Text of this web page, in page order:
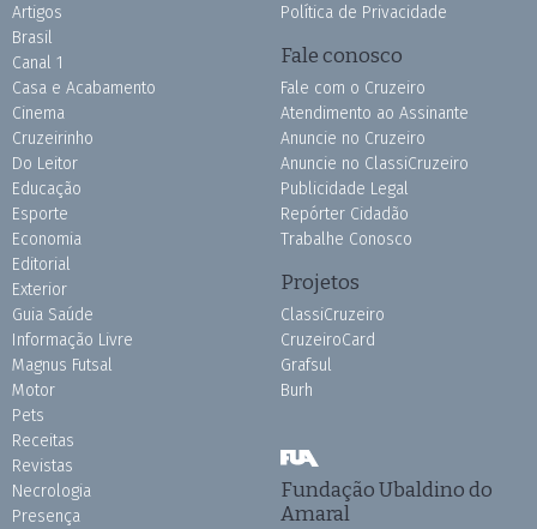
Artigos
Brasil
Canal 1
Casa e Acabamento
Cinema
Cruzeirinho
Do Leitor
Educação
Esporte
Economia
Editorial
Exterior
Guia Saúde
Informação Livre
Magnus Futsal
Motor
Pets
Receitas
Revistas
Necrologia
Presença
Política de Privacidade
Fale conosco
Fale com o Cruzeiro
Atendimento ao Assinante
Anuncie no Cruzeiro
Anuncie no ClassiCruzeiro
Publicidade Legal
Repórter Cidadão
Trabalhe Conosco
Projetos
ClassiCruzeiro
CruzeiroCard
Grafsul
Burh
Fundação Ubaldino do
Amaral